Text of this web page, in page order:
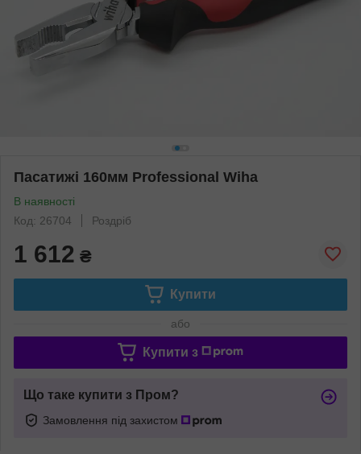
Пасатижі 160мм Professional Wiha
В наявності
Код: 26704
Роздріб
1 612 ₴
Купити
або
Купити з
Що таке купити з Пром?
Замовлення під захистом